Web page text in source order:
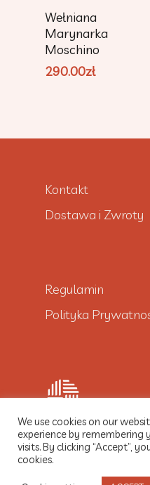
Koszyka
Wełniana
Marynarka
Moschino
290.00zł
Kontakt
Dostawa i Zwroty
Regulamin
Polityka
© 2021 Dobre
We use cookies on our
experience by remembering
visits. By clicking “Accept”,
cookies.